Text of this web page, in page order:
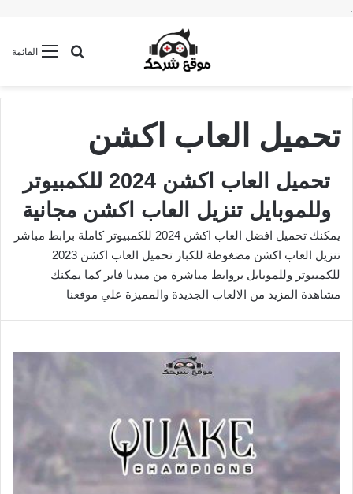
.
القائمةبحث عن
تحميل العاب اكشن
تحميل العاب اكشن 2024 للكمبيوتر
وللموبايل تنزيل العاب اكشن مجانية
يمكنك تحميل افضل العاب اكشن 2024 للكمبيوتر كاملة برابط مباشر
تنزيل العاب اكشن مضغوطة للكبار تحميل العاب اكشن 2023
للكمبيوتر وللموبايل بروابط مباشرة من ميديا فاير كما يمكنك
مشاهدة المزيد من الالعاب الجديدة والمميزة علي موقعنا